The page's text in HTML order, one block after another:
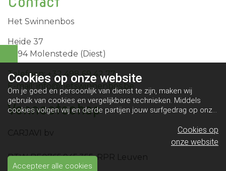
Het Swinnenbos
Heide 37
3294 Molenstede (Diest)
Telefoon: +32 498 69 42 77
E-mail: info@hetswinnenbos.be
Vennootschap
CARJAVI bv
BTW BE0765.945.355, RPR Leuven
Cookies oponze website
Om je goed en persoonlijk van dienst te zijn, maken wij
gebruik van cookies en vergelijkbare technieken. Middels
cookies volgen wij en derde partijen jouw surfgedrag op onze
website. Hiermee tonen wij gepersonaliseerde advertenties
en dit maakt het voor jou mogelijk om informatie te delen via
social media.
Cookies op
onze website
Accepteer alle cookies